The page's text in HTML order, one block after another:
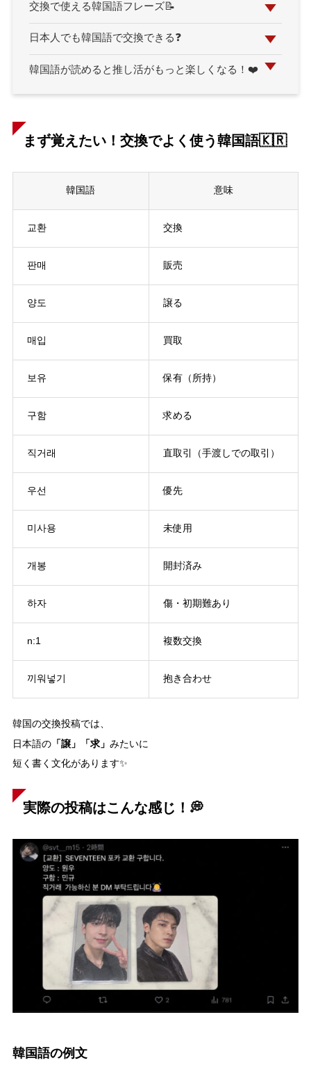
交換で使える韓国語フレーズ📝
日本人でも韓国語で交換できる❓
韓国語が読めると推し活がもっと楽しくなる！❤️
まず覚えたい！交換でよく使う韓国語🇰🇷
韓国語 意味
교환 交換
판매 販売
양도 譲る
매입 買取
보유 保有（所持）
구함 求める
직거래 直取引（手渡しでの取引）
우선 優先
미사용 未使用
개봉 開封済み
하자 傷・初期難あり
n:1 複数交換
끼워넣기 抱き合わせ
韓国の交換投稿では、
日本語の「譲」「求」 みたいに
短く書く文化があります✨
実際の投稿はこんな感じ！💭
韓国語の例文